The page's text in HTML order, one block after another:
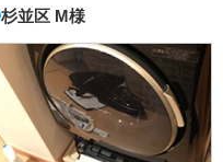
杉並区 M様